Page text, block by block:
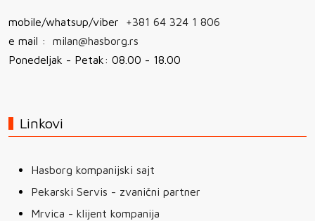
mobile/whatsup/viber +381 64 324 1 806
e mail : milan@hasborg.rs
Ponedeljak - Petak: 08.00 - 18.00
Linkovi
Hasborg kompanijski sajt
Pekarski Servis - zvanični partner
Mrvica - klijent kompanija